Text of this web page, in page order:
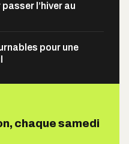
l’hiver au
pour une
chaque samedi